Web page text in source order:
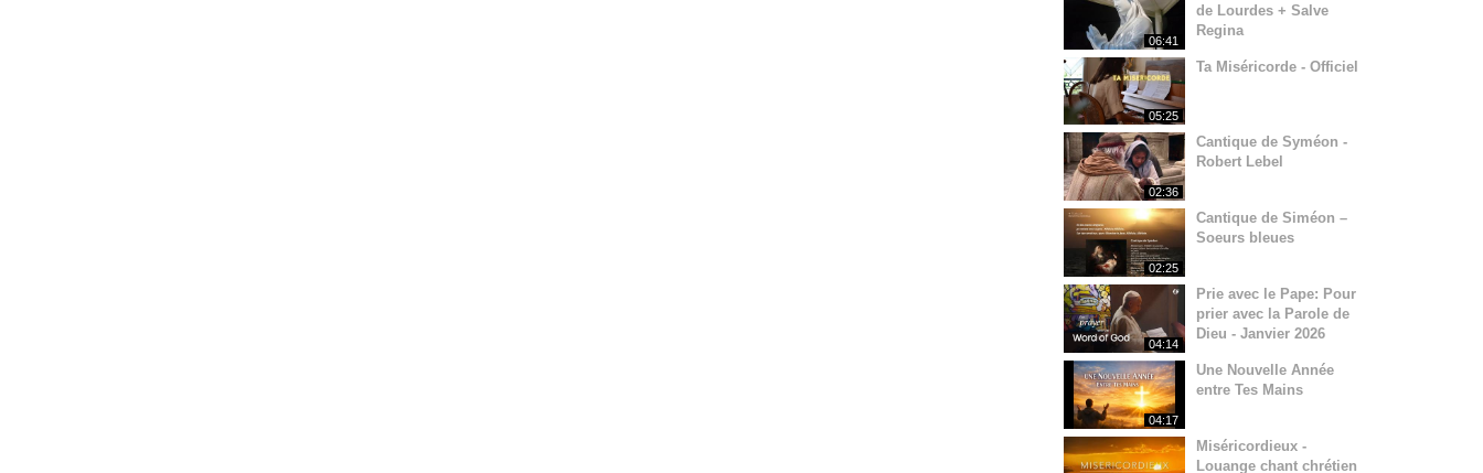
06:41
de Lourdes + Salve
Regina
05:25
Ta Miséricorde - Officiel
02:36
Cantique de Syméon -
Robert Lebel
02:25
Cantique de Siméon –
Soeurs bleues
04:14
Prie avec le Pape: Pour
prier avec la Parole de
Dieu - Janvier 2026
04:17
Une Nouvelle Année
entre Tes Mains
Miséricordieux -
Louange chant chrétien